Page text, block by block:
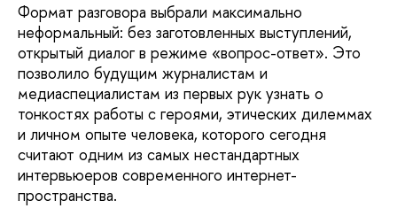
Формат разговора выбрали максимально
неформальный: без заготовленных выступлений,
открытый диалог в режиме «вопрос-ответ». Это
позволило будущим журналистам и
медиаспециалистам из первых рук узнать о
тонкостях работы с героями, этических дилеммах
и личном опыте человека, которого сегодня
считают одним из самых нестандартных
интервьюеров современного интернет-
пространства.